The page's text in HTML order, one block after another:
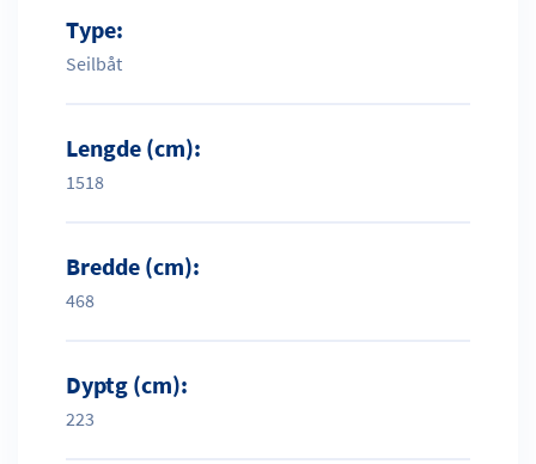
Type:
Seilbåt
Lengde (cm):
1518
Bredde (cm):
468
Dyptg (cm):
223